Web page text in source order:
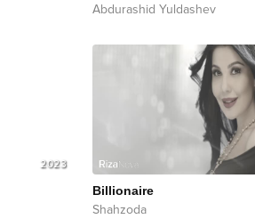
Abdurashid Yuldashev
2023
Billionaire
Shahzoda